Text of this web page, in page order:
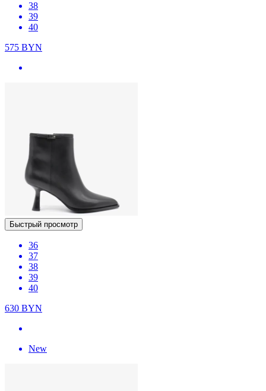
38
39
40
575 BYN
Быстрый просмотр
36
37
38
39
40
630 BYN
New